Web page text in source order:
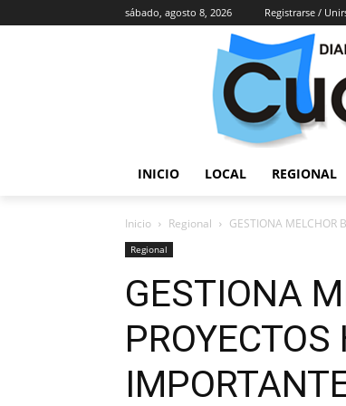
sábado, agosto 8, 2026 Registrarse /
INICIO LOCAL REGIONAL
Inicio Regional GESTIONA MELCHOR
Regional
GESTIONA